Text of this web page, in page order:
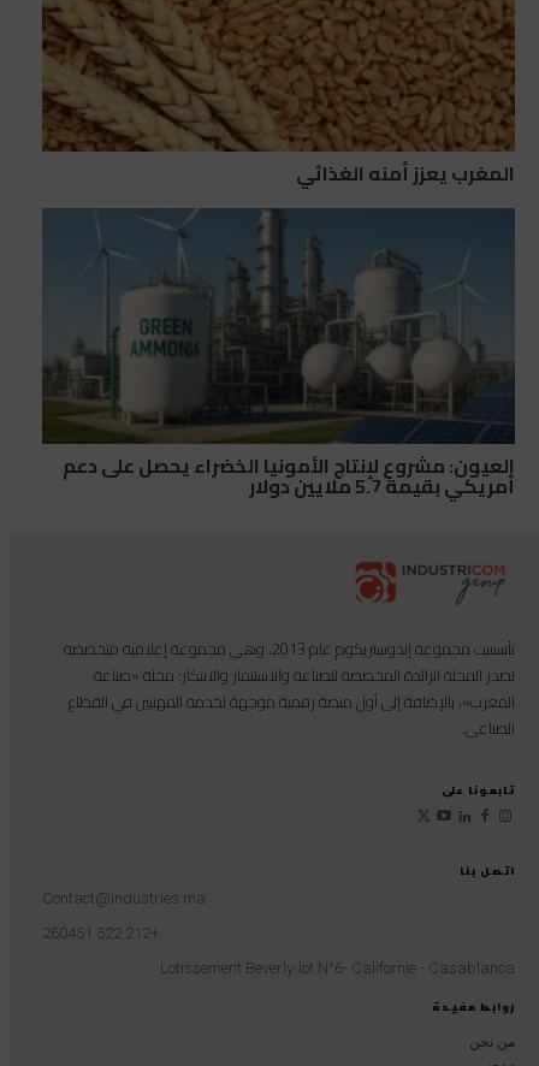
المغرب يعزز أمنه الغذائي
العيون: مشروع لإنتاج الأمونيا الخضراء يحصل على دعم
أمريكي بقيمة 5.7 ملايين دولار
روابط مفيدة
من نحن
اتصل بنا
Contact@industries.ma
+212 522 260451
Lotissement Beverly-lot N°6- Californie - Casablanca
تأسست مجموعة إندوستريكوم عام 2013، وهي مجموعة إعلامية متخصصة
تصدر المجلة الرائدة المخصصة للصناعة والاستثمار والابتكار: مجلة «صناعة
المغرب»، بالإضافة إلى أول منصة رقمية موجهة لخدمة المهنيين في القطاع
الصناعي.
تابعونا على